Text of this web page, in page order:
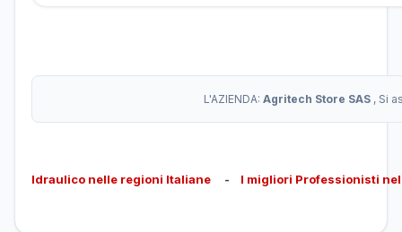
L'AZIENDA: Agritech Store SAS , Si
Idraulico nelle regioni Italiane - I migliori Professionisti